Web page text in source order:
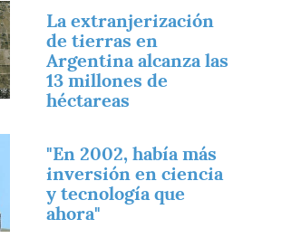
La extranjerización
de tierras en
Argentina alcanza las
13 millones de
héctareas
"En 2002, había más
inversión en ciencia
y tecnología que
ahora"